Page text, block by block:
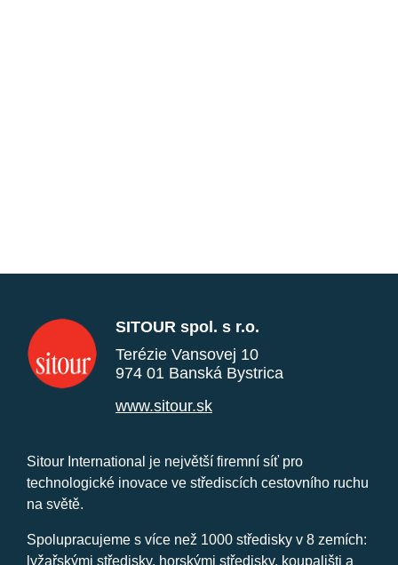
SITOUR spol. s r.o.
Terézie Vansovej 10
974 01 Banská Bystrica
www.sitour.sk
Sitour International je největší firemní síť pro
technologické inovace ve střediscích cestovního ruchu
na světě.
Spolupracujeme s více než 1000 středisky v 8 zemích:
lyžařskými středisky, horskými středisky, koupališti a